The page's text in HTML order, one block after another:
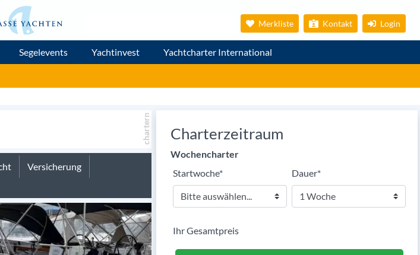
Merkliste Kontakt Login
Segelevents Yachtinvest Yachtcharter International
chartern
Versicherung
Charterzeitraum
Wochencharter
Pflichtfeld
Startwoche* Pflichtfeld
Dauer*
Ihr Gesamtpreis